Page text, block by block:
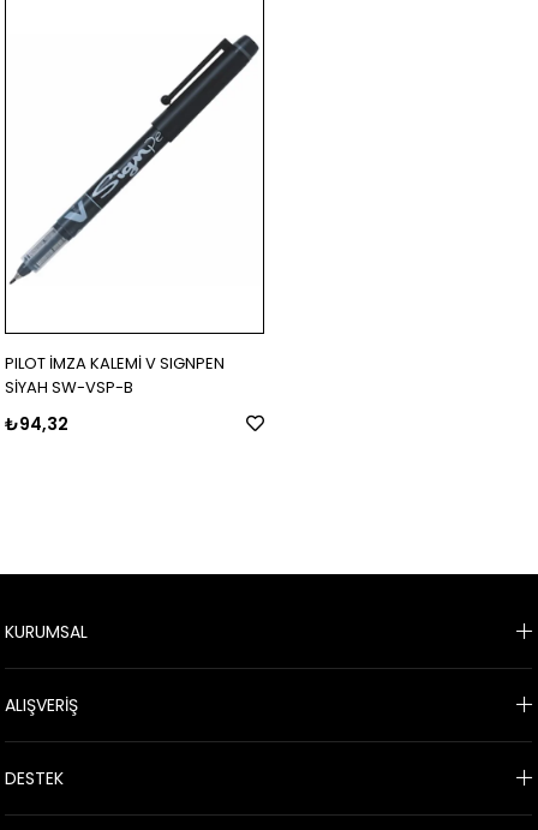
PILOT İMZA KALEMİ V SIGNPEN
SİYAH SW-VSP-B
₺94,32
KURUMSAL
ALIŞVERİŞ
DESTEK